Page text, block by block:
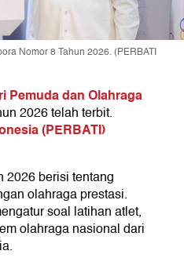
Nomor 8 Tahun 2026. (PERBATI
Pemuda dan Olahraga
2026 telah terbit.
(PERBATI)
2026 berisi tentang
olahraga prestasi.
soal latihan atlet,
olahraga nasional dari